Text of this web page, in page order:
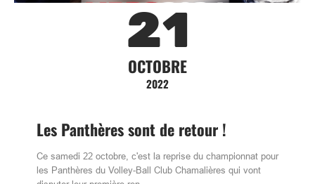
21
OCTOBRE
2022
Les Panthères sont de retour !
Ce samedi 22 octobre, c'est la reprise du championnat pour
les Panthères du Volley-Ball Club Chamalières qui vont